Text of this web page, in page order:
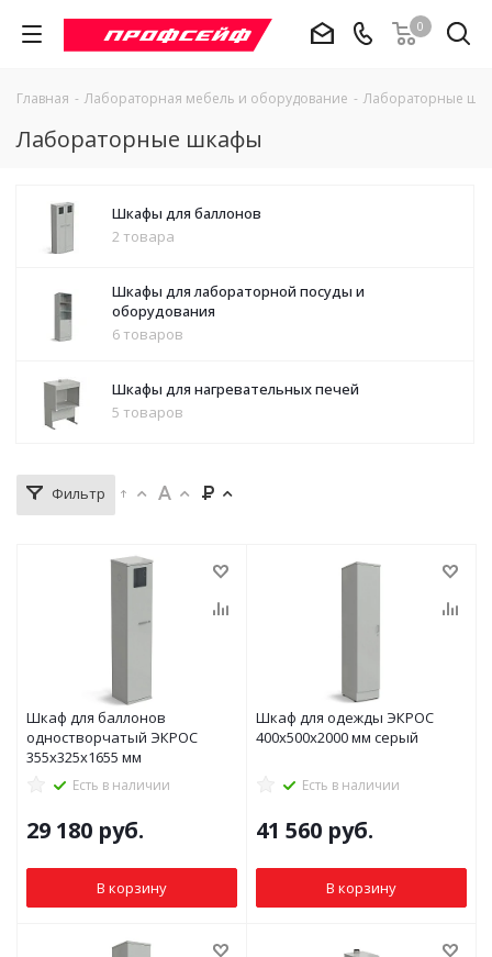
0
Главная - Лабораторная мебель и оборудование - Лабораторные
Лабораторные шкафы
Шкафы для баллонов
2 товара
Шкафы для лабораторной посуды и
оборудования
6 товаров
Шкафы для нагревательных печей
5 товаров
Фильтр
Шкаф для баллонов
одностворчатый ЭКРОС
355х325х1655 мм
Есть в наличии
29 180 руб.
В корзину
Шкаф для одежды ЭКРОС
400х500х2000 мм серый
Есть в наличии
41 560 руб.
В корзину